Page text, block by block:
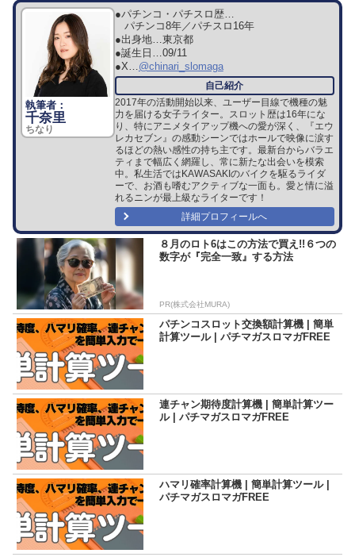
千奈里
ちなり
●パチンコ・パチスロ歴…
パチンコ8年／パチスロ16年
●出身地…東京都
●誕生日…09/11
●X…@chinari_slomaga
2017年の活動開始以来、ユーザー目線で機種の魅
力を届ける女子ライター。スロット歴は16年にな
り、特にアニメタイアップ機への愛が深く、『エウ
レカセブン』の感動シーンではホールで映像に涙す
るほどの熱い感性の持ち主です。最新台からバラエ
ティまで幅広く網羅し、常に新たな出会いを模索
中。私生活ではKAWASAKIのバイクを駆るライダ
ーで、お酒も嗜むアクティブな一面も。愛と情に溢
れるニンが最上級なライターです！
詳細プロフィールへ
８月のロト6はこの方法で買え!!６つの
数字が『完全一致』する方法
PR(株式会社MURA)
パチンコスロット交換額計算機 | 簡単
計算ツール | パチマガスロマガFREE
連チャン期待度計算機 | 簡単計算ツー
ル | パチマガスロマガFREE
ハマリ確率計算機 | 簡単計算ツール |
パチマガスロマガFREE